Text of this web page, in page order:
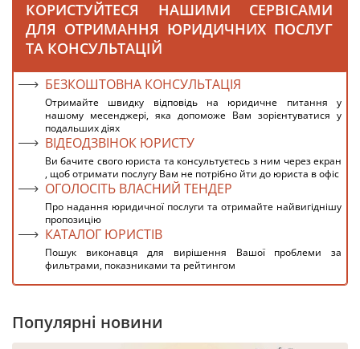
КОРИСТУЙТЕСЯ НАШИМИ СЕРВІСАМИ
ДЛЯ ОТРИМАННЯ ЮРИДИЧНИХ ПОСЛУГ
ТА КОНСУЛЬТАЦІЙ
БЕЗКОШТОВНА КОНСУЛЬТАЦІЯ
Отримайте швидку відповідь на юридичне питання у
нашому месенджері, яка допоможе Вам зорієнтуватися у
подальших діях
ВІДЕОДЗВІНОК ЮРИСТУ
Ви бачите свого юриста та консультуєтесь з ним через екран
, щоб отримати послугу Вам не потрібно йти до юриста в офіс
ОГОЛОСІТЬ ВЛАСНИЙ ТЕНДЕР
Про надання юридичної послуги та отримайте найвигіднішу
пропозицію
КАТАЛОГ ЮРИСТІВ
Пошук виконавця для вирішення Вашої проблеми за
фильтрами, показниками та рейтингом
Популярні новини